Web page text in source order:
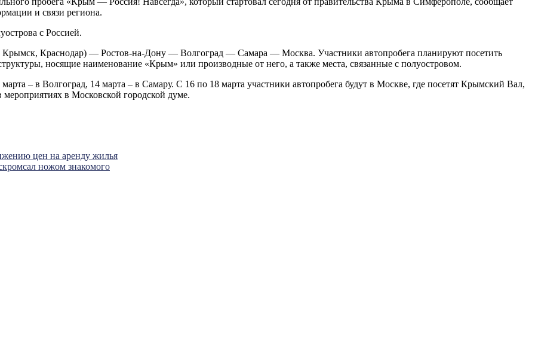
и связи региона.
с Россией.
Крымск, Краснодар) — Ростов-на-Дону — Волгоград — Самара — Москва. Участники автопробега планируют посетить
носящие наименование «Крым» или производные от него, а также места, связанные с полуостровом.
– в Волгоград, 14 марта – в Самару. С 16 по 18 марта участники автопробега будут в Москве, где посетят Крымский Вал,
в Московской городской думе.
цен на аренду жилья
ножом знакомого